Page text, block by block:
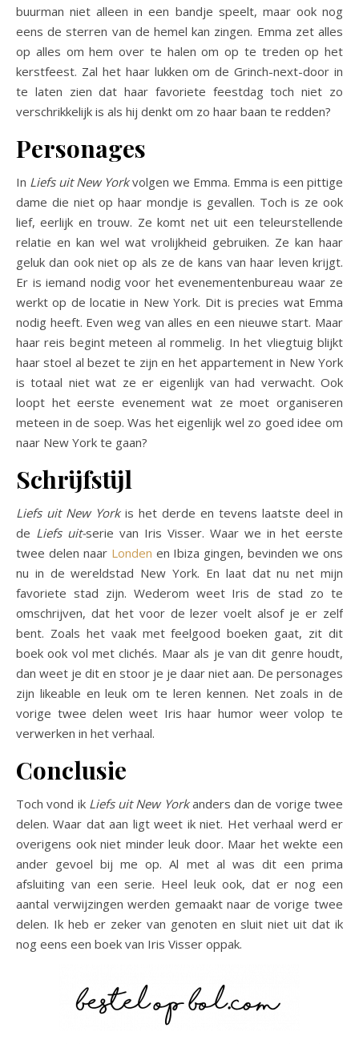
buurman niet alleen in een bandje speelt, maar ook nog
eens de sterren van de hemel kan zingen. Emma zet alles
op alles om hem over te halen om op te treden op het
kerstfeest. Zal het haar lukken om de Grinch-next-door in
te laten zien dat haar favoriete feestdag toch niet zo
verschrikkelijk is als hij denkt om zo haar baan te redden?
Personages
In Liefs uit New Yorkvolgen we Emma. Emma is een pittige
dame die niet op haar mondje is gevallen. Toch is ze ook
lief, eerlijk en trouw. Ze komt net uit een teleurstellende
relatie en kan wel wat vrolijkheid gebruiken. Ze kan haar
geluk dan ook niet op als ze de kans van haar leven krijgt.
Er is iemand nodig voor het evenementenbureau waar ze
werkt op de locatie in New York. Dit is precies wat Emma
nodig heeft. Even weg van alles en een nieuwe start. Maar
haar reis begint meteen al rommelig. In het vliegtuig blijkt
haar stoel al bezet te zijn en het appartement in New York
is totaal niet wat ze er eigenlijk van had verwacht. Ook
loopt het eerste evenement wat ze moet organiseren
meteen in de soep. Was het eigenlijk wel zo goed idee om
naar New York te gaan?
Schrijfstijl
Liefs uit New Yorkis het derde en tevens laatste deel in
de Liefs uit-serie van Iris Visser. Waar we in het eerste
twee delen naar Londen en Ibiza gingen, bevinden we ons
nu in de wereldstad New York. En laat dat nu net mijn
favoriete stad zijn. Wederom weet Iris de stad zo te
omschrijven, dat het voor de lezer voelt alsof je er zelf
bent. Zoals het vaak met feelgood boeken gaat, zit dit
boek ook vol met clichés. Maar als je van dit genre houdt,
dan weet je dit en stoor je je daar niet aan. De personages
zijn likeable en leuk om te leren kennen. Net zoals in de
vorige twee delen weet Iris haar humor weer volop te
verwerken in het verhaal.
Conclusie
Toch vond ik Liefs uit New Yorkanders dan de vorige twee
delen. Waar dat aan ligt weet ik niet. Het verhaal werd er
overigens ook niet minder leuk door. Maar het wekte een
ander gevoel bij me op. Al met al was dit een prima
afsluiting van een serie. Heel leuk ook, dat er nog een
aantal verwijzingen werden gemaakt naar de vorige twee
delen. Ik heb er zeker van genoten en sluit niet uit dat ik
nog eens een boek van Iris Visser oppak.